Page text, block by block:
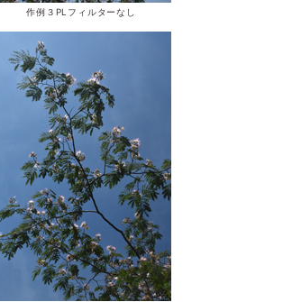
作例３PLフィルターなし